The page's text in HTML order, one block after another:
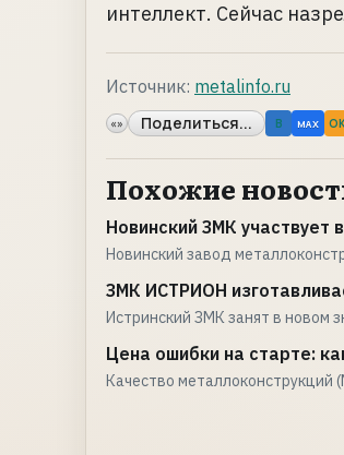
интеллект. Сейчас
Источник: metalinfo.ru
«» Поделиться... B MAX
Похожие
Новинский ЗМК участвует
Новинский завод
ЗМК ИСТРИОН
Истринский ЗМК занят в новом
Цена ошибки на старте:
Качество металлоконструкций